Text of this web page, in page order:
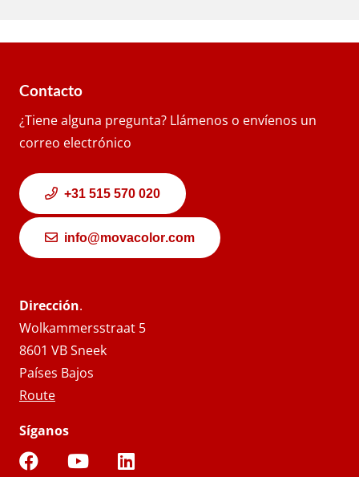
Contacto
¿Tiene alguna pregunta? Llámenos o envíenos un
correo electrónico
+31 515 570 020
info@movacolor.com
Dirección.
Wolkammersstraat 5
8601 VB Sneek
Países Bajos
Route
Síganos